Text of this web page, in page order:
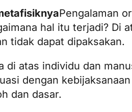
Pengalaman
hal itu terjadi? Di
tidak dapat dipaksakan.
atas individu dan
dengan
dan dasar.